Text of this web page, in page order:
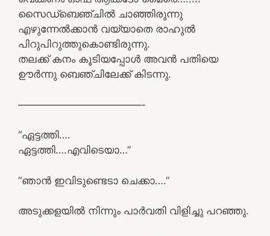
സൈഡ്ബെഞ്ചിൽ ചാഞ്ഞിരുന്നു
എഴുന്നേൽക്കാൻ വയ്യാതെ രാഹുൽ
പിറുപിറുത്തുകൊണ്ടിരുന്നു.
തലക്ക് കനം കൂടിയപ്പോൾ അവൻ പതിയെ
ഊർന്നു ബെഞ്ചിലേക്ക് കിടന്നു.
————————————-
“ഏട്ടത്തി….
ഏട്ടത്തി….എവിടെയാ…”
“ഞാൻ ഇവിടുണ്ടെടാ ചെക്കാ….”
അടുക്കളയിൽ നിന്നും പാർവതി വിളിച്ചു പറഞ്ഞു.